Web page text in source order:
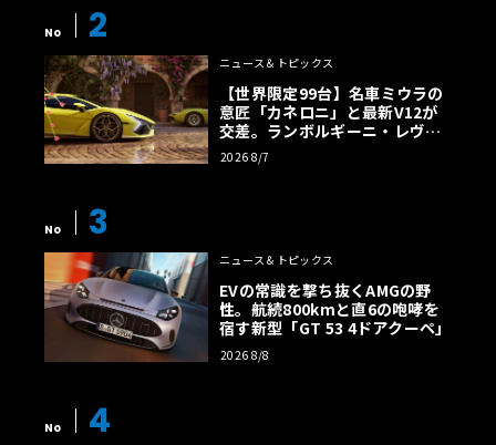
No 2
ニュース＆トピックス
【世界限定99台】名車ミウラの
意匠「カネロニ」と最新V12が
交差。ランボルギーニ・レヴエ
ルトに60周年記念車が登場
2026 8/7
No 3
ニュース＆トピックス
EVの常識を撃ち抜くAMGの野
性。航続800kmと直6の咆哮を
宿す新型「GT 53 4ドアクーペ」
2026 8/8
No 4